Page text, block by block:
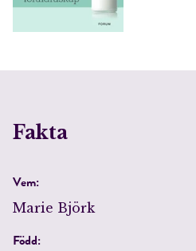
Fakta
Vem:
Marie Björk
Född: